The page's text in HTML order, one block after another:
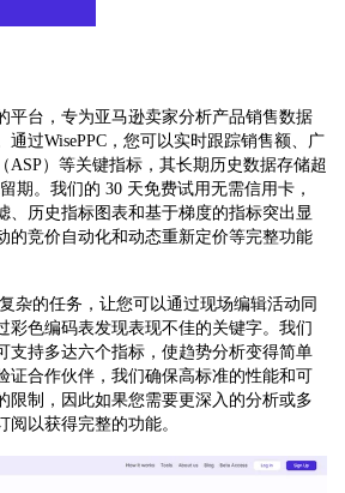
平台，专为亚马逊卖家分析产品销售数据
通过WisePPC，您可以实时跟踪销售额、广
ASP）等关键指标，其长期历史数据存储超
期。我们的 30 天免费试用无需信用卡，
、历史指标图表和基于梯度的指标突出显
的竞价自动化和动态重新定价等完整功能
杂的任务，让您可以通过现场编辑活动同
彩色编码表发现表现不佳的关键字。我们
支持多达六个指标，使趋势分析变得简单
证合作伙伴，我们确保高标准的性能和可
限制，因此如果您需要更深入的分析或多
阅以获得完整的功能。